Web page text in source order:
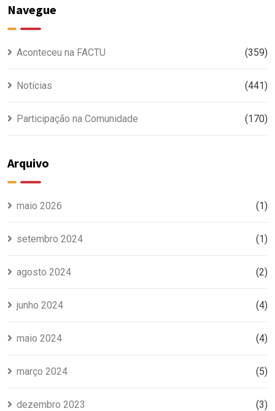
Navegue
Aconteceu na FACTU (359)
Notícias (441)
Participação na Comunidade (170)
Arquivo
maio 2026 (1)
setembro 2024 (1)
agosto 2024 (2)
junho 2024 (4)
maio 2024 (4)
março 2024 (5)
dezembro 2023 (3)